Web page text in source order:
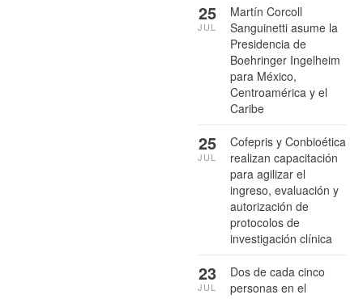
Martín Corcoll
Sanguinetti asume la
Presidencia de
Boehringer Ingelheim
para México,
Centroamérica y el
Caribe
25
JUL
Cofepris y Conbioética
realizan capacitación
para agilizar el
ingreso, evaluación y
autorización de
protocolos de
investigación clínica
25
JUL
Dos de cada cinco
personas en el
23
JUL